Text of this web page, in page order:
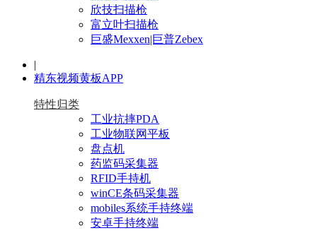
欣技扫描枪
富立叶扫描枪
巨盛Mexxen|巨普Zebex
|
精东视频黄板APP
特性归类
工业抗摔PDA
工业物联网平板
盘点机
药监码采集器
RFID手持机
winCE条码采集器
mobiles系统手持终端
安卓手持终端